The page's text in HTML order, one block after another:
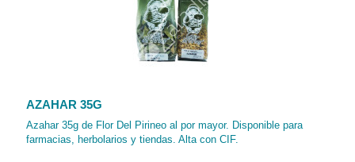
AZAHAR 35G
Azahar 35g de Flor Del Pirineo al por mayor. Disponible para
farmacias, herbolarios y tiendas. Alta con CIF.